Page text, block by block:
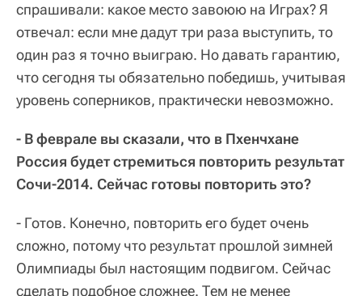
спрашивали: какое место завоюю на Играх? Я
отвечал: если мне дадут три раза выступить, то
один раз я точно выиграю. Но давать гарантию,
что сегодня ты обязательно победишь, учитывая
уровень соперников, практически невозможно.
- В феврале вы сказали, что в Пхенчхане
Россия будет стремиться повторить результат
Сочи-2014. Сейчас готовы повторить это?
- Готов. Конечно, повторить его будет очень
сложно, потому что результат прошлой зимней
Олимпиады был настоящим подвигом. Сейчас
сделать подобное сложнее. Тем не менее